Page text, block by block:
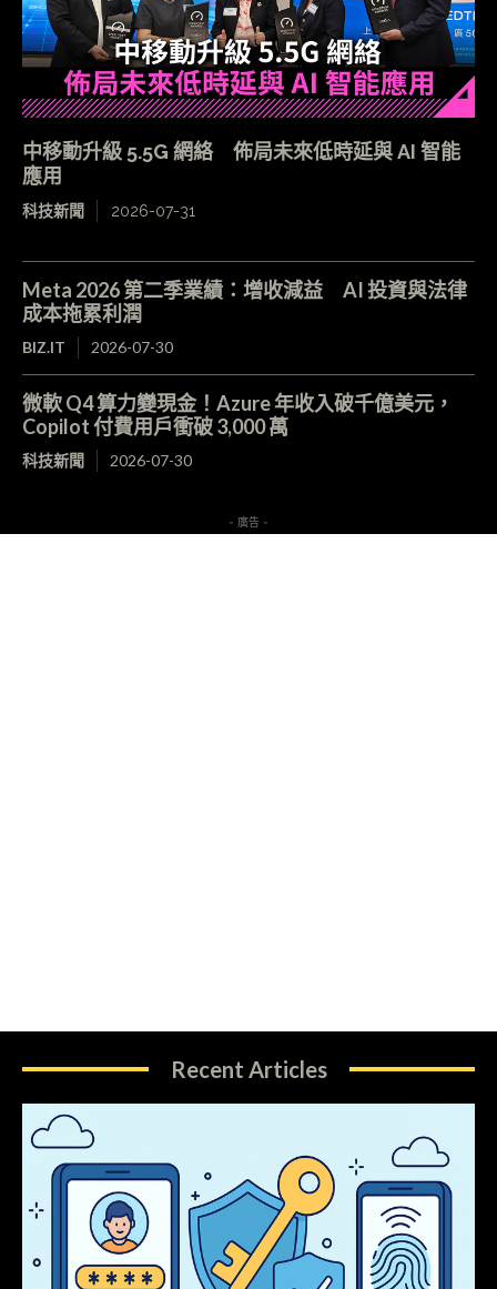
中移動升級 5.5G 網絡 佈局未來低時延與 AI 智能
應用
科技新聞 2026-07-31
Meta 2026 第二季業績：增收減益 AI 投資與法律
成本拖累利潤
BIZ.IT 2026-07-30
微軟 Q4 算力變現金！Azure 年收入破千億美元，
Copilot 付費用戶衝破 3,000 萬
科技新聞 2026-07-30
- 廣告 -
Recent Articles